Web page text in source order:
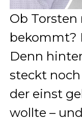
Ob Torsten
bekommt?
Denn
steckt
der einst
wollte –